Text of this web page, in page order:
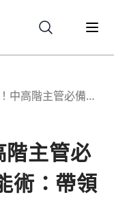
中高階主管必備人
主管必
術：帶領